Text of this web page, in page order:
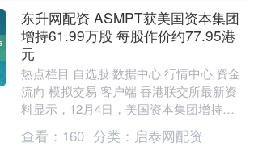
东升网配资 ASMPT获美国资本集团
增持61.99万股 每股作价约77.95港
元
热点栏目 自选股 数据中心 行情中心 资金
流向 模拟交易 客户端 香港联交所最新资
料显示，12月4日，美国资本集团增持
ASMPT（00522）61.99万股，每....
查看： 160 分类： 启泰网配资